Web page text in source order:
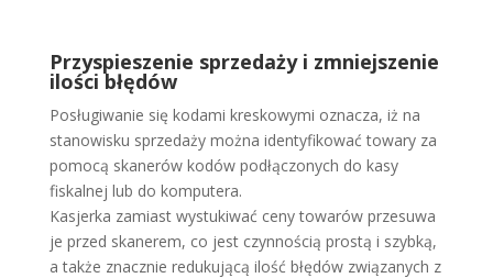
Przyspieszenie sprzedaży i zmniejszenie
ilości błędów
Posługiwanie się kodami kreskowymi oznacza, iż na
stanowisku sprzedaży można identyfikować towary za
pomocą skanerów kodów podłączonych do kasy
fiskalnej lub do komputera.
Kasjerka zamiast wystukiwać ceny towarów przesuwa
je przed skanerem, co jest czynnością prostą i szybką,
a także znacznie redukującą ilość błędów związanych z